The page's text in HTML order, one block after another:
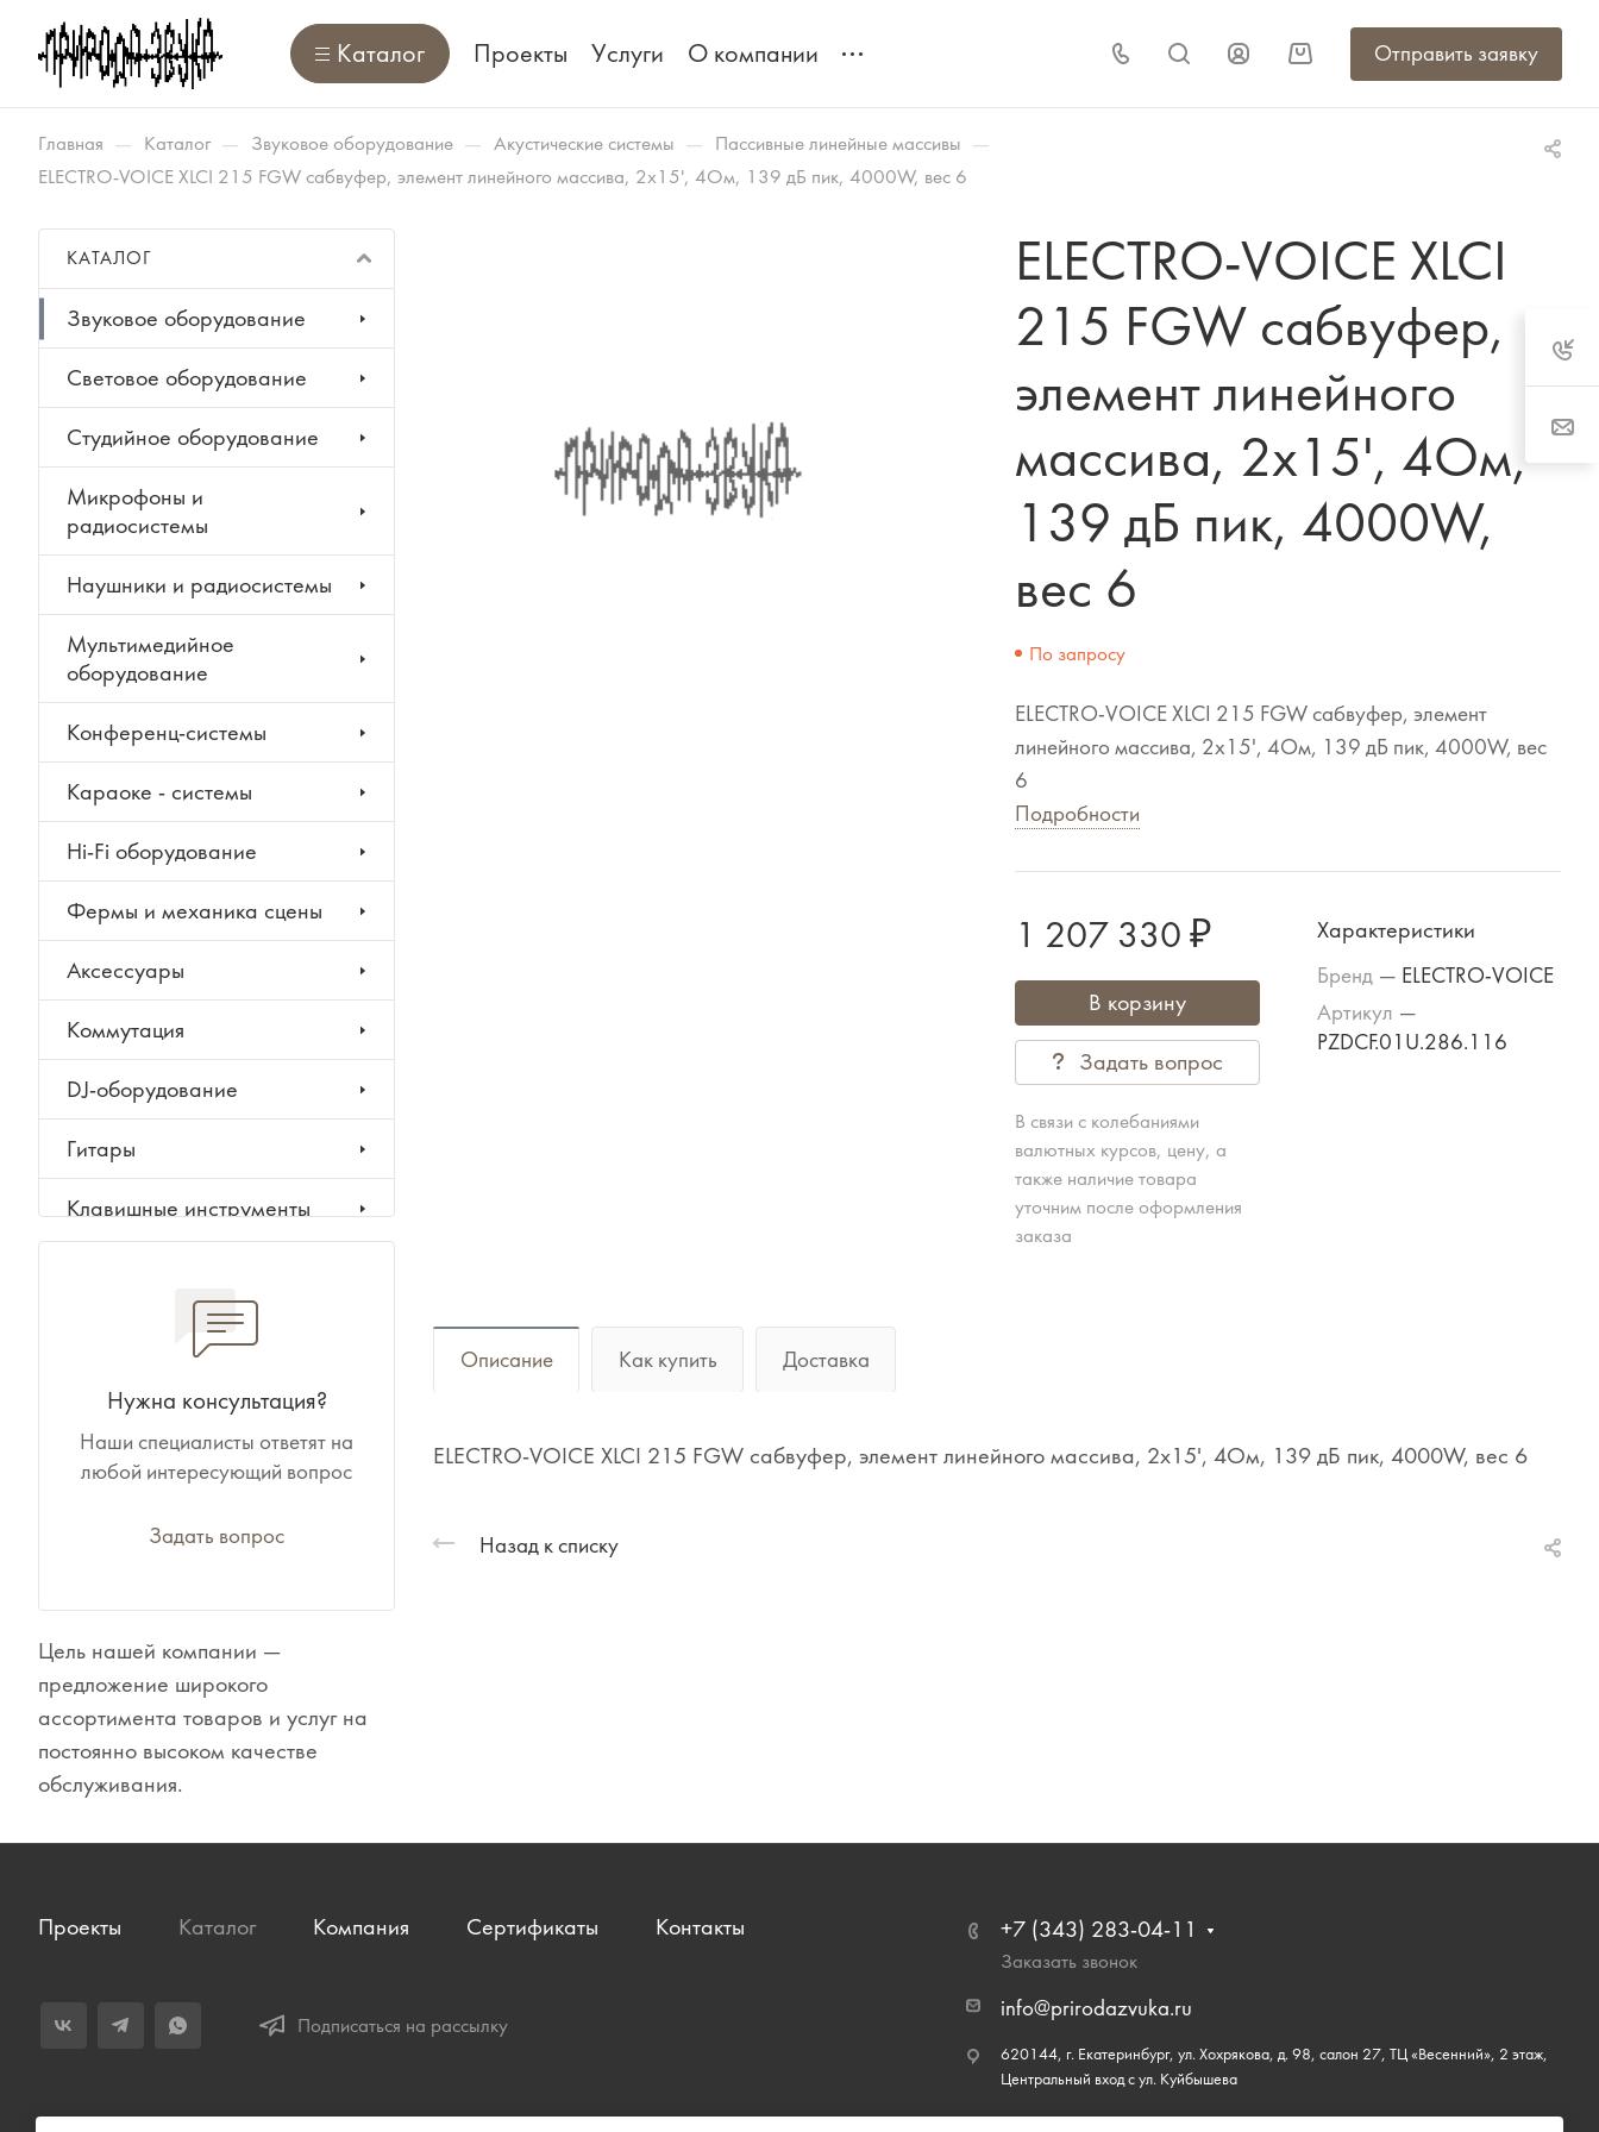
Каталог Проекты Услуги О компании Отправить заявку
Главная — Каталог — Звуковое оборудование — Акустические системы — Пассивные линейные массивы —
ELECTRO-VOICE XLCI 215 FGW сабвуфер, элемент линейного массива, 2x15', 4Ом, 139 дБ пик, 4000W, вес 6
ELECTRO-VOICE XLCI
215 FGW сабвуфер,
элемент линейного
массива, 2x15', 4Ом,
139 дБ пик, 4000W,
вес 6
По запросу
ELECTRO-VOICE XLCI 215 FGW сабвуфер, элемент
линейного массива, 2x15', 4Ом, 139 дБ пик, 4000W, вес
6
Подробности
1 207 330 ₽
В корзину
Задать вопрос
В связи с колебаниями
валютных курсов, цену, а
также наличие товара
уточним после оформления
заказа
Характеристики
Бренд — ELECTRO-VOICE
Артикул —
PZDCF.01U.286.116
Описание Как купить Доставка
ELECTRO-VOICE XLCI 215 FGW сабвуфер, элемент линейного массива, 2x15', 4Ом, 139 дБ пик, 4000W, вес 6
Назад к списку
КАТАЛОГ
Звуковое оборудование
Световое оборудование
Студийное оборудование
Микрофоны и
радиосистемы
Наушники и радиосистемы
Мультимедийное
оборудование
Конференц-системы
Караоке - системы
Hi-Fi оборудование
Фермы и механика сцены
Аксессуары
Коммутация
DJ-оборудование
Гитары
Клавишные инструменты
Духовые инструменты
Классические инструменты
Народные инструменты
Сувениры
Одежда
Нужна консультация?
Наши специалисты ответят на
любой интересующий вопрос
Задать вопрос
Цель нашей компании —
предложение широкого
ассортимента товаров и услуг на
постоянно высоком качестве
обслуживания.
Проекты Каталог Компания Сертификаты Контакты
Подписаться на рассылку
+7 (343) 283-04-11
Заказать звонок
info@prirodazvuka.ru
620144, г. Екатеринбург, ул. Хохрякова, д. 98, салон 27, ТЦ «Весенний», 2 этаж,
Центральный вход с ул. Куйбышева